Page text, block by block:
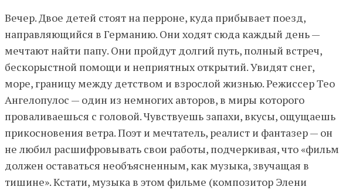
Вечер. Двое детей стоят на перроне, куда прибывает поезд,
направляющийся в Германию. Они ходят сюда каждый день —
мечтают найти папу. Они пройдут долгий путь, полный встреч,
бескорыстной помощи и неприятных открытий. Увидят снег,
море, границу между детством и взрослой жизнью. Режиссер Тео
Ангелопулос — один из немногих авторов, в миры которого
проваливаешься с головой. Чувствуешь запахи, вкусы, ощущаешь
прикосновения ветра. Поэт и мечтатель, реалист и фантазер — он
не любил расшифровывать свои работы, подчеркивая, что «фильм
должен оставаться необъясненным, как музыка, звучащая в
тишине». Кстати, музыка в этом фильме (композитор Элени